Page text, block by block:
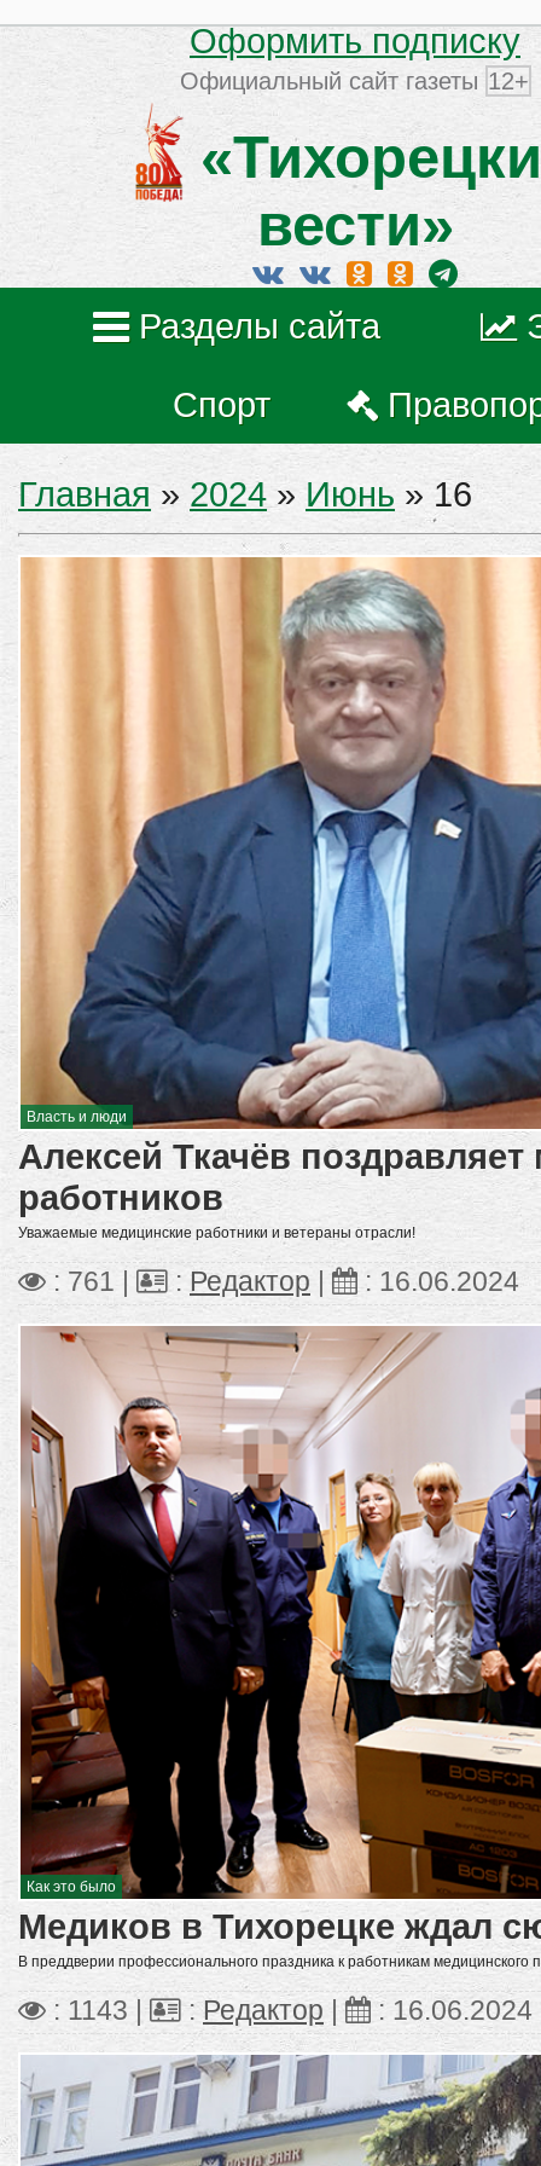
Оформить подписку
Официальный сайт газеты 12+
вести»
Разделы сайта
Спорт
Главная » 2024 » Июнь » 16
Власть и люди
Алексей Ткачёв
работников
Уважаемые медицинские работники и ветераны отрасли!
: 761 | : Редактор : 16.06.2024
Как это было
Медиков в Тихорецке ждал
В преддверии профессионального праздника к работникам медицинского
: 1143 | :Редактор | : 16.06.2024